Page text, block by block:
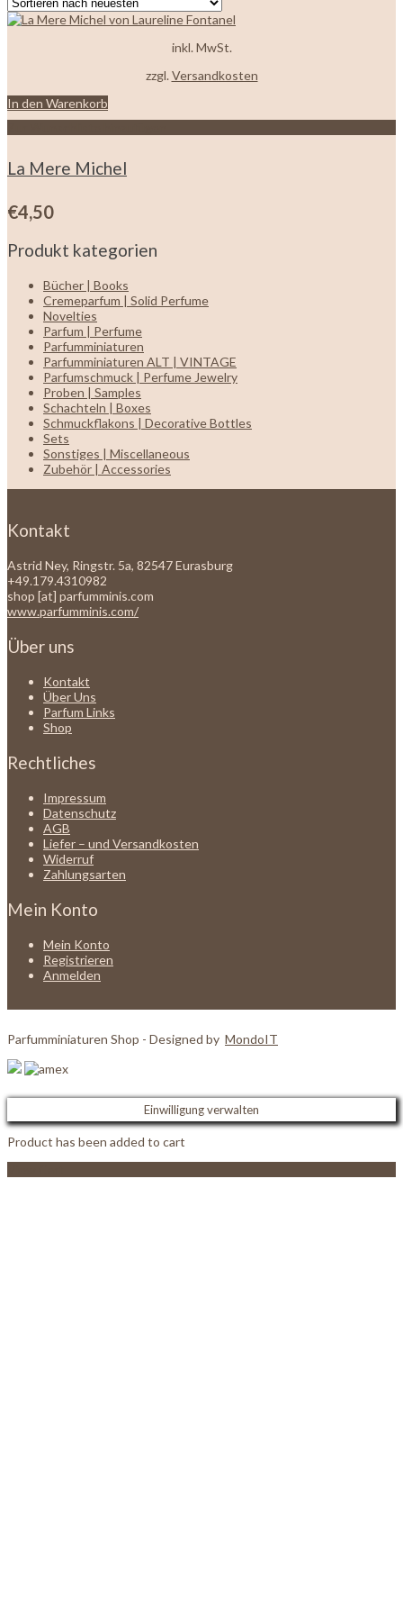
inkl. MwSt.
zzgl. Versandkosten
In den Warenkorb
La Mere Michel
€4,50
Produkt kategorien
Bücher | Books
Cremeparfum | Solid Perfume
Novelties
Parfum | Perfume
Parfumminiaturen
Parfumminiaturen ALT | VINTAGE
Parfumschmuck | Perfume Jewelry
Proben | Samples
Schachteln | Boxes
Schmuckflakons | Decorative Bottles
Sets
Sonstiges | Miscellaneous
Zubehör | Accessories
Kontakt
Astrid Ney, Ringstr. 5a, 82547 Eurasburg
+49.179.4310982
shop [at] parfumminis.com
www.parfumminis.com/
Über uns
Kontakt
Über Uns
Parfum Links
Shop
Rechtliches
Impressum
Datenschutz
AGB
Liefer – und Versandkosten
Widerruf
Zahlungsarten
Mein Konto
Mein Konto
Registrieren
Anmelden
Parfumminiaturen Shop - Designed by MondoIT
Einwilligung verwalten
Product has been added to cart